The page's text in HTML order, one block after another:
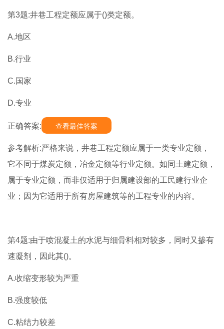
第3题:井巷工程定额应属于()类定额。
A.地区
B.行业
C.国家
D.专业
正确答案: 查看最佳答案
参考解析:严格来说，井巷工程定额应属于一类专业定额，
它不同于煤炭定额，冶金定额等行业定额。如同土建定额，
属于专业定额，而非仅适用于归属建设部的工民建行业企
业；因为它适用于所有房屋建筑等的工程专业的内容。
第4题:由于喷混凝土的水泥与细骨料相对较多，同时又掺有
速凝剂，因此其()。
A.收缩变形较为严重
B.强度较低
C.粘结力较差